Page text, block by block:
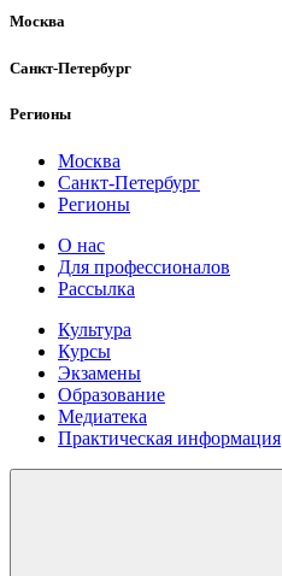
Москва
Санкт-Петербург
Регионы
Москва
Санкт-Петербург
Регионы
О нас
Для профессионалов
Рассылка
Культура
Курсы
Экзамены
Образование
Медиатека
Практическая информация